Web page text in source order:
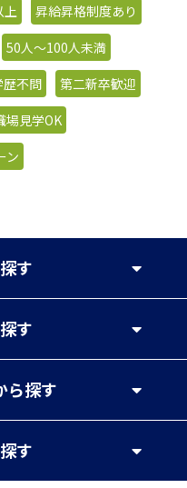
上
昇給昇格制度あり
50人〜100人未満
歴不問
第二新卒歓迎
場見学OK
ン
す
す
ら探す
す